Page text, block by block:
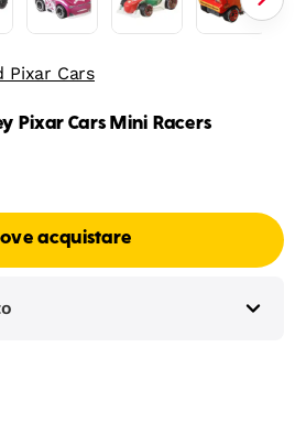
Pixar Cars
Pixar Cars Mini Racers
acquistare